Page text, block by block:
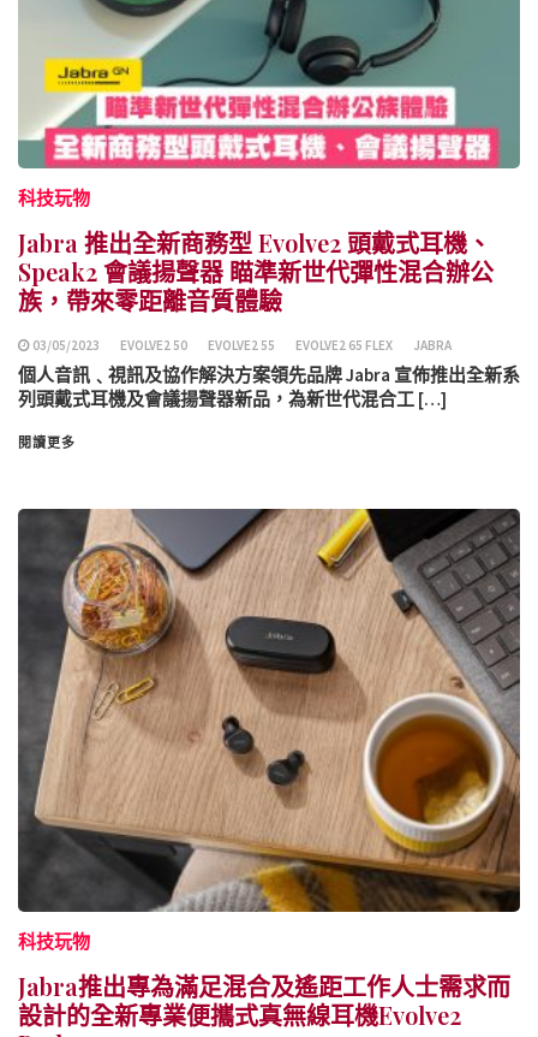
科技玩物
Jabra 推出全新商務型 Evolve2 頭戴式耳機、
Speak2 會議揚聲器 瞄準新世代彈性混合辦公
族，帶來零距離音質體驗
03/05/2023 EVOLVE2 50 EVOLVE2 55 EVOLVE2 65 FLEX JABRA
個人音訊﹑視訊及協作解決方案領先品牌 Jabra 宣佈推出全新系
列頭戴式耳機及會議揚聲器新品，為新世代混合工 […]
閱讀更多
科技玩物
Jabra推出專為滿足混合及遙距工作人士需求而
設計的全新專業便攜式真無線耳機Evolve2